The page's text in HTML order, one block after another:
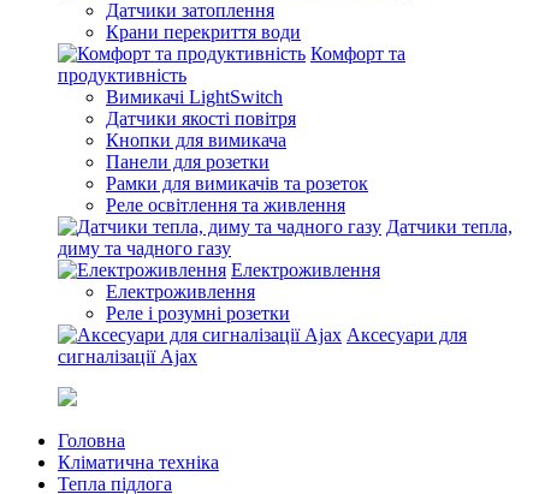
Датчики затоплення
Крани перекриття води
Комфорт та
продуктивність
Вимикачі LightSwitch
Датчики якості повітря
Кнопки для вимикача
Панели для розетки
Рамки для вимикачів та розеток
Реле освітлення та живлення
Датчики тепла,
диму та чадного газу
Електроживлення
Електроживлення
Реле і розумні розетки
Аксесуари для
сигналізації Ajax
Головна
Кліматична техніка
Тепла підлога